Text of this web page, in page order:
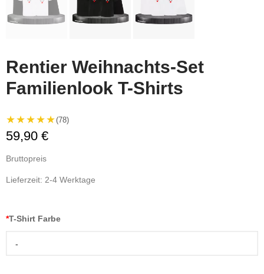
Rentier Weihnachts-Set
Familienlook T-Shirts
★★★★★(78)
59,90 €
Bruttopreis
Lieferzeit: 2-4 Werktage
*T-Shirt Farbe
-